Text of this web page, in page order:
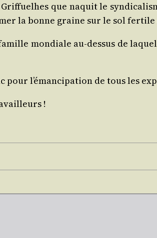
Grif­fuelhes que naquit le
la bonne graine sur le sol fer­tile
mon­diale au-des­sus de
l’émancipation de tous les
!